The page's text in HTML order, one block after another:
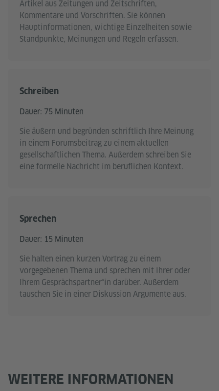
Artikel aus Zeitungen und Zeitschriften,
Kommentare und Vorschriften. Sie können
Hauptinformationen, wichtige Einzelheiten sowie
Standpunkte, Meinungen und Regeln erfassen.
Schreiben
Dauer: 75 Minuten
Sie äußern und begründen schriftlich Ihre Meinung
in einem Forumsbeitrag zu einem aktuellen
gesellschaftlichen Thema. Außerdem schreiben Sie
eine formelle Nachricht im beruflichen Kontext.
Sprechen
Dauer: 15 Minuten
Sie halten einen kurzen Vortrag zu einem
vorgegebenen Thema und sprechen mit Ihrer oder
Ihrem Gesprächspartner*in darüber. Außerdem
tauschen Sie in einer Diskussion Argumente aus.
WEITERE INFORMATIONEN